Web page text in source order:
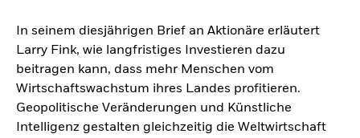
Endanleger
Õsterreich
Change location
In seinem diesjährigen Brief an Aktionäre erläutert
Larry Fink, wie langfristiges Investieren dazu
beitragen kann, dass mehr Menschen vom
Wirtschaftswachstum ihres Landes profitieren.
Geopolitische Veränderungen und Künstliche
Intelligenz gestalten gleichzeitig die Weltwirtschaft